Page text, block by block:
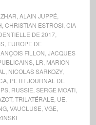
ALAIN JUPPÉ
CHRISTIAN ESTROSI, CIA
DE 2017,
, EUROPE DE
FILLON JACQUES
, LR MARION
NICOLAS SARKOZY,
, PETIT JOURNAL DE
, RUSSIE SERGE MOATI,
, TRILATÉRALE UE
, VAUCLUSE VGE